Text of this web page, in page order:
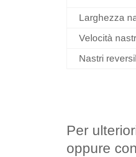
Larghezza
Velocità
Nastri
Per
oppure